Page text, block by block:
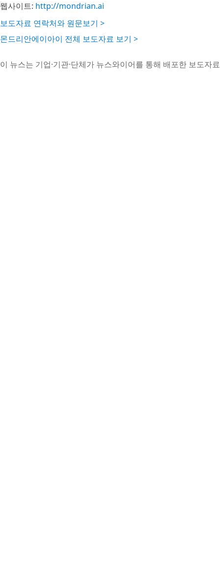
웹사이트: http://mondrian.ai
보도자료 연락처와 원문보기 >
몬드리안에이아이 전체 보도자료 보기 >
이 뉴스는 기업·기관·단체가 뉴스와이어를 통해 배포한 보도자